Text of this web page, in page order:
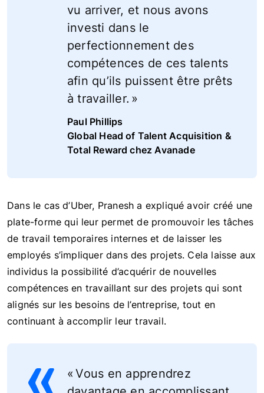
vu arriver, et nous avons
investi dans le
perfectionnement des
compétences de ces talents
afin qu’ils puissent être prêts
à travailler. »
Paul Phillips
Global Head of Talent Acquisition &
Total Reward chez Avanade
Dans le cas d’Uber, Pranesh a expliqué avoir créé une
plate-forme qui leur permet de promouvoir les tâches
de travail temporaires internes et de laisser les
employés s’impliquer dans des projets. Cela laisse aux
individus la possibilité d’acquérir de nouvelles
compétences en travaillant sur des projets qui sont
alignés sur les besoins de l’entreprise, tout en
continuant à accomplir leur travail.
« Vous en apprendrez